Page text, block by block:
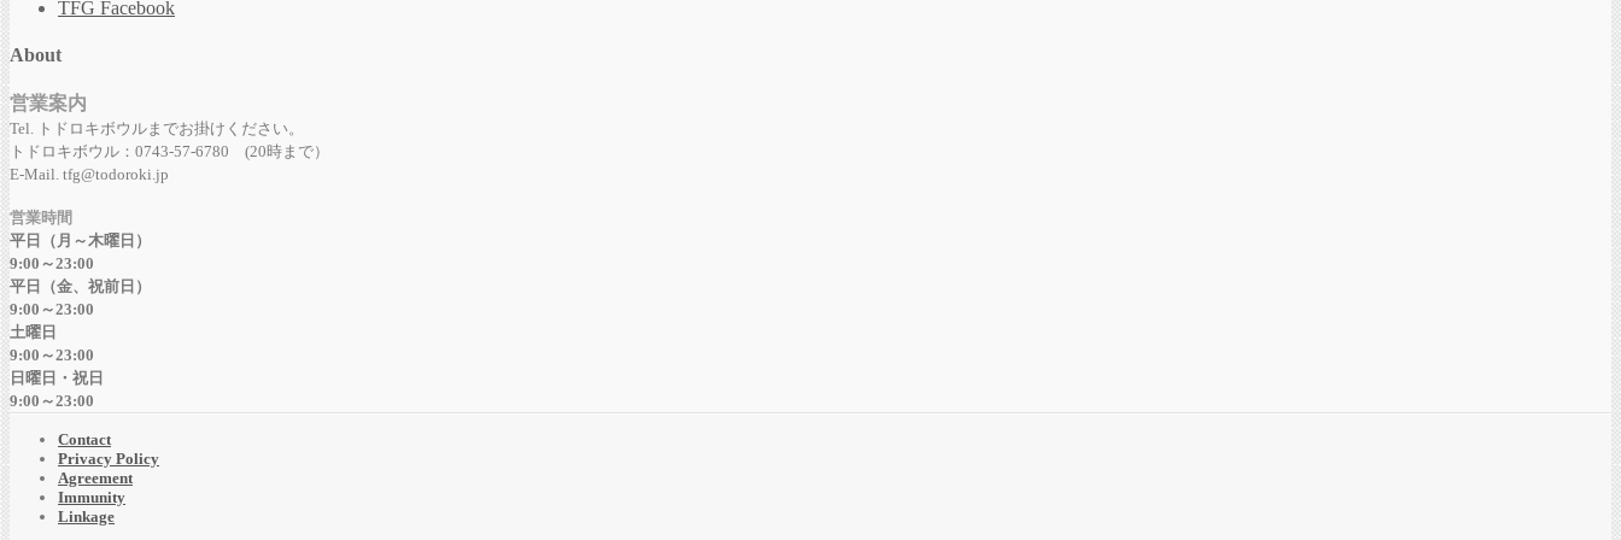
TFG Facebook
About
営業案内
Tel. トドロキボウルまでお掛けください。
トドロキボウル：0743-57-6780 (20時まで）
E-Mail. tfg@todoroki.jp
営業時間
平日（月～木曜日）
9:00～23:00
平日（金、祝前日）
9:00～23:00
土曜日
9:00～23:00
日曜日・祝日
9:00～23:00
Contact
Privacy Policy
Agreement
Immunity
Linkage